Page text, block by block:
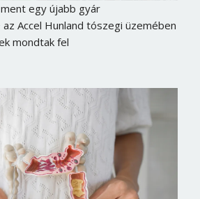
egy újabb gyár
Accel Hunland tószegi üzemében
mondtak fel